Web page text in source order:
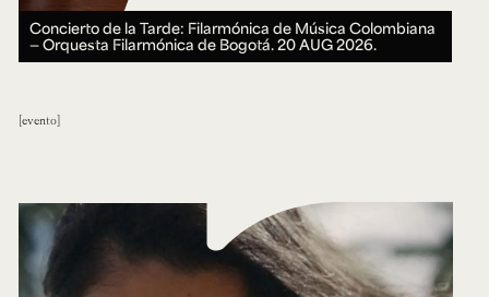
Concierto de la Tarde: Filarmónica de Música Colombiana
— Orquesta Filarmónica de Bogotá.20 AUG 2026.
evento